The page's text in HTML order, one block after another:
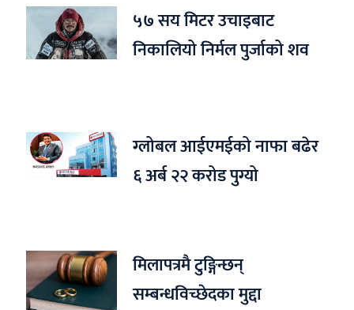
५७ सय मिटर उचाइबाट
निकालियो निर्मल पुर्जाको शव
ग्लोबल आईएमईको नाफा बढेर
६ अर्ब २२ करोड पुग्यो
मिलापत्रमै टुङ्गिन्छन्
सम्बन्धविच्छेदका मुद्दा